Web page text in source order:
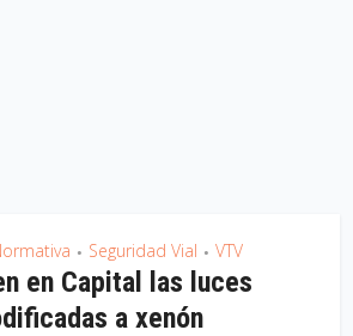
• Seguridad Vial • VTV
en Capital las luces
a xenón